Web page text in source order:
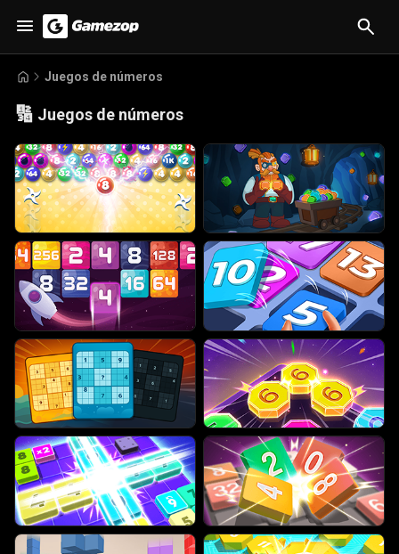
Juegos de números
🔢 Juegos de números